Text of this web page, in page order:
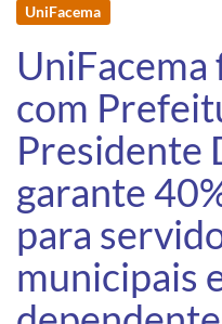
UniFacema
com
Presidente
garante
para
municipais